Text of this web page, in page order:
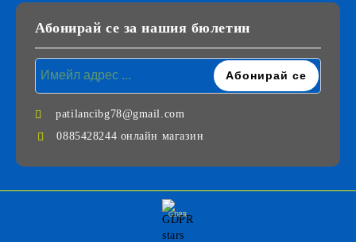
Абонирай се за нашия бюлетин
patilancibg78@gmail.com
0885428244 онлайн магазин
GDPR